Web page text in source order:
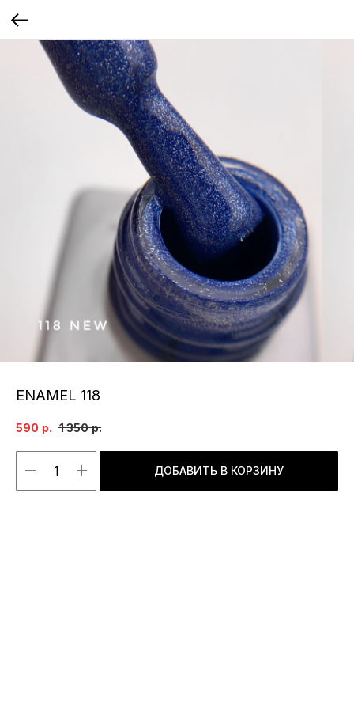
ENAMEL 118
590 р. 1 350 р.
ДОБАВИТЬ В КОРЗИНУ